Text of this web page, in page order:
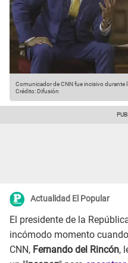
Comunicador de CNN fue incisivo durante
Crédito: Difusión
Actualidad El Popular
El presidente de la
incómodo momento
CNN, Fernando del Rincón,